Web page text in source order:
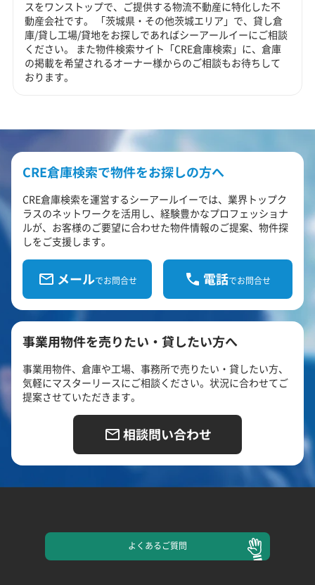
スをワンストップで、ご提供する物流不動産に特化した不
動産会社です。 「茨城県・その他茨城エリア」で、貸し倉
庫/貸し工場/貸地をお探しであればシーアールイーにご相談
ください。 また物件検索サイト「CRE倉庫検索」に、倉庫
の掲載を希望されるオーナー様からのご相談もお待ちして
おります。
CRE倉庫検索で物件をお探しの方へ
CRE倉庫検索を運営するシーアールイーでは、業界トップク
ラスのネットワークを活用し、経験豊かなプロフェッショナ
ルが、お客様のご要望に合わせた物件情報のご提案、物件探
しをご支援します。
メールでお問合せ 電話でお問合せ
事業用物件を売りたい・貸したい方へ
事業用物件、倉庫や工場、事務所で売りたい・貸したい方、
気軽にマスターリースにご相談ください。状況に合わせてご
提案させていただきます。
相談問い合わせ
よくあるご質問